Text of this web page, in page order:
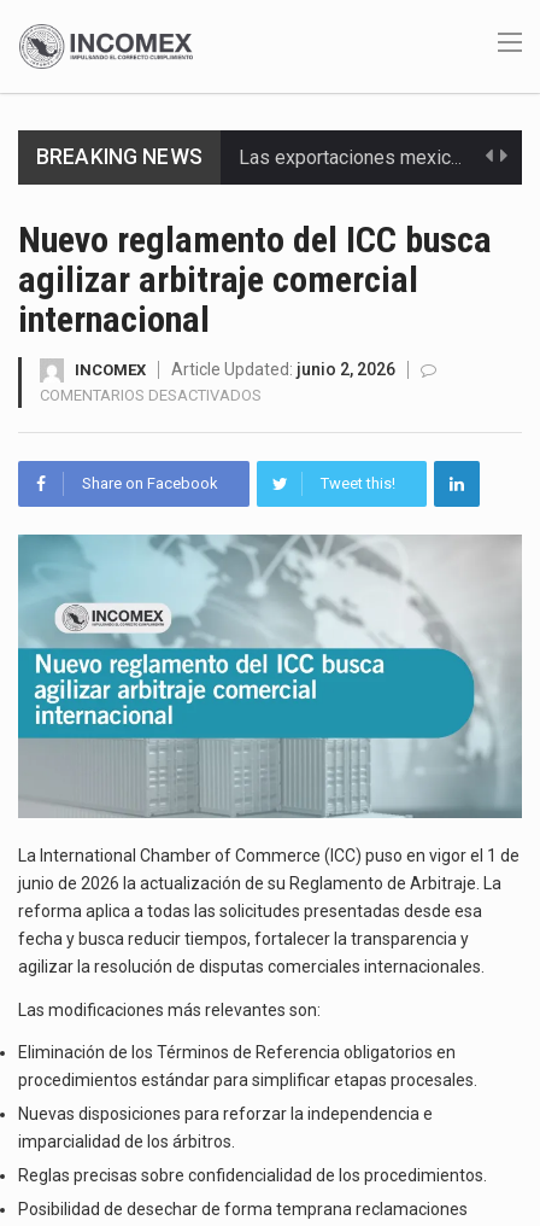
BREAKING NEWS Las exportaciones mexicanas de vehículos ligeros disminuyeron 9.67 % en julio a tasa anual, alcanzando…
Los créditos fiscales determinados a empresas IMMEX rara vez nacen de una interpretación equivocada de…
El Departamento de Agricultura de Estados Unidos (USDA) suspendió el 5 de agosto de 2026…
Nuevo reglamento del ICC busca
agilizar arbitraje comercial
internacional
INCOMEX Article Updated: junio 2, 2026
COMENTARIOS DESACTIVADOS
ICC
AGILIZAR
ARBITRAJE
COMERCIAL
INTERNACIONAL
Share on Facebook Tweet this!
La International Chamber of Commerce (ICC) puso en vigor el 1 de
junio de 2026 la actualización de su Reglamento de Arbitraje. La
reforma aplica a todas las solicitudes presentadas desde esa
fecha y busca reducir tiempos, fortalecer la transparencia y
agilizar la resolución de disputas comerciales internacionales.
Las modificaciones más relevantes son:
Eliminación de los Términos de Referencia obligatorios en
procedimientos estándar para simplificar etapas procesales.
Nuevas disposiciones para reforzar la independencia e
imparcialidad de los árbitros.
Reglas precisas sobre confidencialidad de los procedimientos.
Posibilidad de desechar de forma temprana reclamaciones